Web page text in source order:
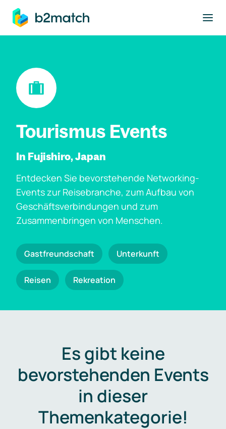
springen
Tourismus Events
In Fujishiro, Japan
Entdecken Sie bevorstehende Networking-
Events zur Reisebranche, zum Aufbau von
Geschäftsverbindungen und zum
Zusammenbringen von Menschen.
Gastfreundschaft Unterkunft
Reisen Rekreation
Es gibt keine
bevorstehenden Events
in dieser
Themenkategorie!